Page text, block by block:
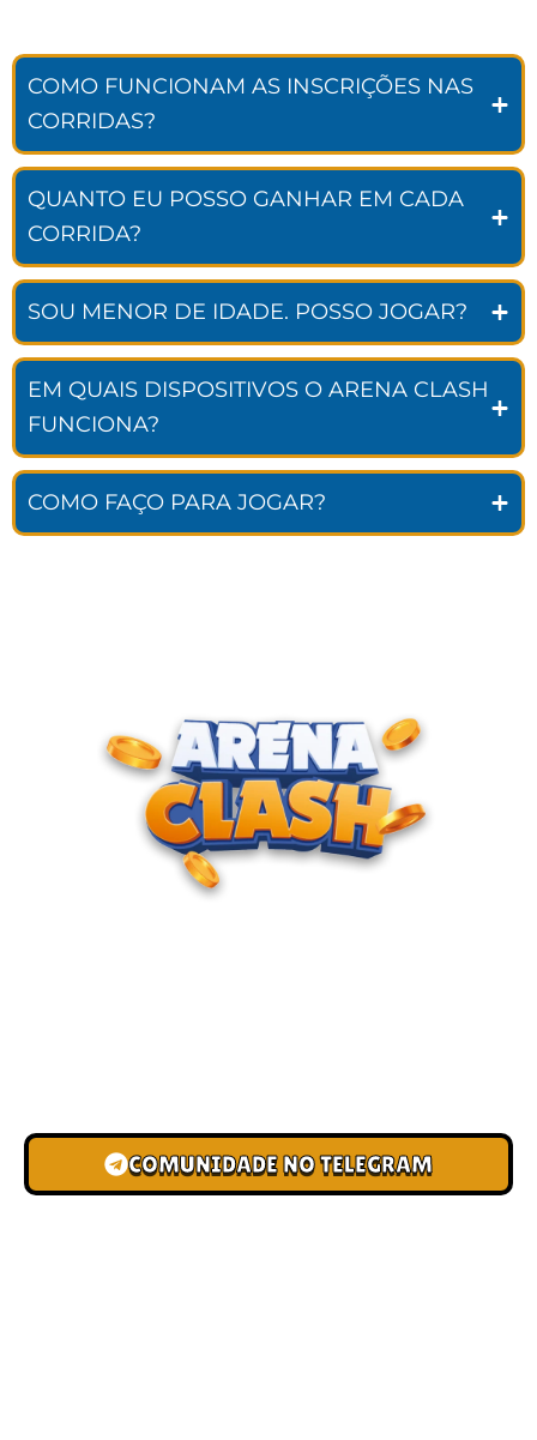
COMO FUNCIONAM AS INSCRIÇÕES NAS
CORRIDAS?
QUANTO EU POSSO GANHAR EM CADA
CORRIDA?
SOU MENOR DE IDADE. POSSO JOGAR?
EM QUAIS DISPOSITIVOS O ARENA CLASH
FUNCIONA?
COMO FAÇO PARA JOGAR?
COMUNIDADE NO TELEGRAM